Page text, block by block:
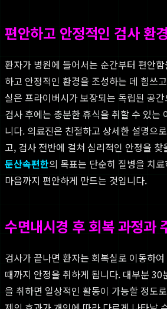
편안하고 안정적인 검사 환
환자가 병원에 들어서는 순간부터 편안
하고 안정적인 환경을 조성하는 데 힘쓰
실은 프라이버시가 보장되는 독립된 공
검사 후에는 충분한 휴식을 취할 수 있는
니다. 의료진은 친절하고 상세한 설명으
고, 검사 전반에 걸쳐 심리적인 안정을
둔산속편한의 목표는 단순히 질병을 치
마음까지 편안하게 만드는 것입니다.
수면내시경 후 회복 과정과
검사가 끝나면 환자는 회복실로 이동하
때까지 안정을 취하게 됩니다. 대부분 30
을 취하면 일상적인 활동이 가능할 정도